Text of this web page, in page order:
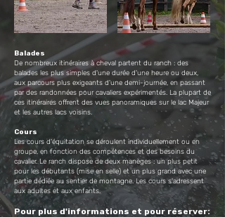
Balades
De nombreux itinéraires à cheval partent du ranch : des
balades les plus simples d'une durée d'une heure ou deux,
aux parcours plus exigeants d'une demi-journée, en passant
par des randonnées pour cavaliers expérimentés. La plupart de
ces itinéraires offrent des vues panoramiques sur le lac Majeur
et les autres lacs voisins.
Cours
Les cours d'équitation se déroulent individuellement ou en
groupe, en fonction des compétences et des besoins du
cavalier. Le ranch dispose de deux manèges : un plus petit
pour les débutants (mise en selle) et un plus grand avec une
partie dédiée au sentier de montagne. Les cours s'adressent
aux adultes et aux enfants.
Pour plus d'informations et pour réserver: